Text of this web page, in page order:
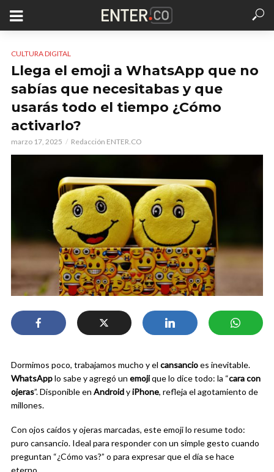
CULTURA DIGITAL
Llega el emoji a WhatsApp que no
sabías que necesitabas y que
usarás todo el tiempo ¿Cómo
activarlo?
marzo 17, 2025 Redacción ENTER.CO
Dormimos poco, trabajamos mucho y el cansancioes inevitable.
WhatsApplo sabe y agregó un emojique lo dice todo: la “cara con
ojeras”. Disponible en AndroidyiPhone, refleja el agotamiento de
millones.
Con ojos caídos y ojeras marcadas, este emoji lo resume todo:
puro cansancio. Ideal para responder con un simple gesto cuando
preguntan “¿Cómo vas?” o para expresar que el día se hace